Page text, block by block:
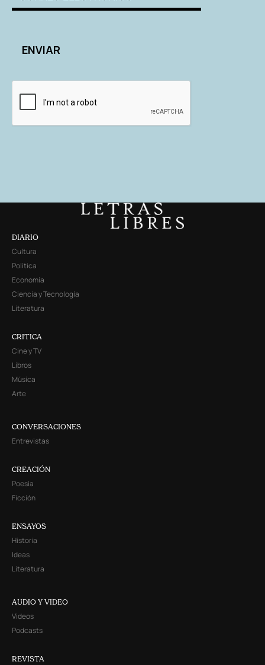
DIARIO
Cultura
Política
Economía
Ciencia y Tecnología
Literatura
CRITICA
Cine y TV
Libros
Música
Arte
CONVERSACIONES
Entrevistas
CREACIÓN
Poesía
Ficción
ENSAYOS
Historia
Ideas
Literatura
AUDIO Y VIDEO
Videos
Podcasts
REVISTA